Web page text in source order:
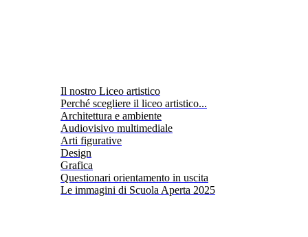
Il nostro Liceo artistico
Perché scegliere il liceo artistico...
Architettura e ambiente
Audiovisivo multimediale
Arti figurative
Design
Grafica
Questionari orientamento in uscita
Le immagini di Scuola Aperta 2025